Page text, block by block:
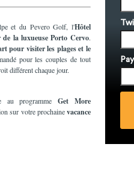
et du Pevero Golf, l'Hôtel
la luxueuse Porto Cervo.
pour visiter les plages et le
pour les couples de tout
différent chaque jour.
au programmeGet More
sur votre prochainevacance